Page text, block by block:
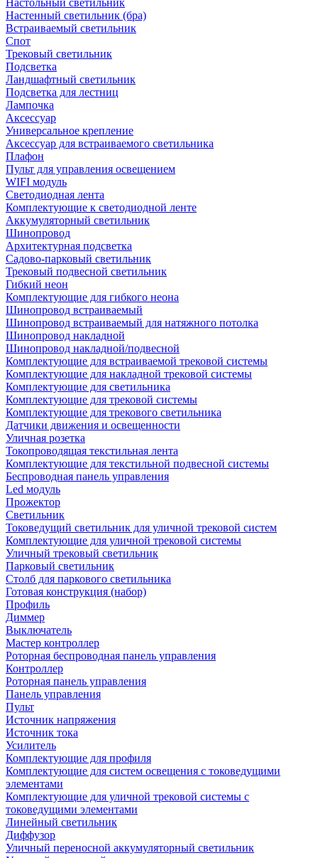
Настольный светильник
Настенный светильник (бра)
Встраиваемый светильник
Спот
Трековый светильник
Подсветка
Ландшафтный светильник
Подсветка для лестниц
Лампочка
Аксессуар
Универсальное крепление
Аксессуар для встраиваемого светильника
Плафон
Пульт для управления освещением
WIFI модуль
Светодиодная лента
Комплектующие к светодиодной ленте
Аккумуляторный светильник
Шинопровод
Архитектурная подсветка
Садово-парковый светильник
Трековый подвесной светильник
Гибкий неон
Комплектующие для гибкого неона
Шинопровод встраиваемый
Шинопровод встраиваемый для натяжного потолка
Шинопровод накладной
Шинопровод накладной/подвесной
Комплектующие для встраиваемой трековой системы
Комплектующие для накладной трековой системы
Комплектующие для светильника
Комплектующие для трековой системы
Комплектующие для трекового светильника
Датчики движения и освещенности
Уличная розетка
Токопроводящая текстильная лента
Комплектующие для текстильной подвесной системы
Беспроводная панель управления
Led модуль
Прожектор
Светильник
Токоведущий светильник для уличной трековой систем
Комплектующие для уличной трековой системы
Уличный трековый светильник
Парковый светильник
Столб для паркового светильника
Готовая конструкция (набор)
Профиль
Диммер
Выключатель
Мастер контроллер
Роторная беспроводная панель управления
Контроллер
Роторная панель управления
Панель управления
Пульт
Источник напряжения
Источник тока
Усилитель
Комплектующие для профиля
Комплектующие для систем освещения с токоведущими
элементами
Комплектующие для уличной трековой системы с
токоведущими элементами
Линейный светильник
Диффузор
Уличный переносной аккумуляторный светильник